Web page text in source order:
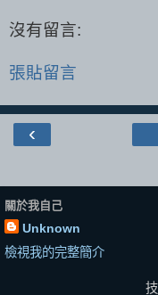
沒有留言:
張貼留言
‹
關於我自己
Unknown
檢視我的完整簡介